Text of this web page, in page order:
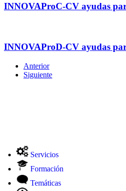
INNOVAProC-CV ayudas
INNOVAProD-CV ayudas
Anterior
Siguiente
Servicios
Formación
Temáticas